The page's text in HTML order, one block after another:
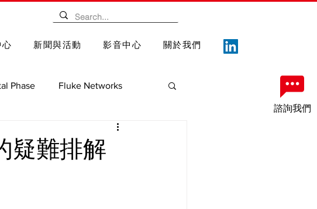
諮詢我們
心 新聞與活動 影音中心 關於我們
Phase Fluke Networks
重要記事
疑難排解